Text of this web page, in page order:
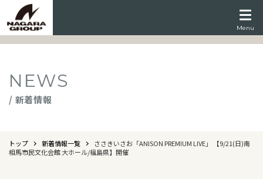
Menu
NEWS
/ 新着情報
トップ 新着情報一覧
ささきいさお「ANISON PREMIUM LIVE」 【9/21(日)南
相馬市民文化会館 大ホール/福島県】開催